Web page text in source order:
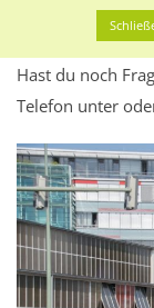
Alles klar? Dann
Buchung
Hast du noch
Telefon unter